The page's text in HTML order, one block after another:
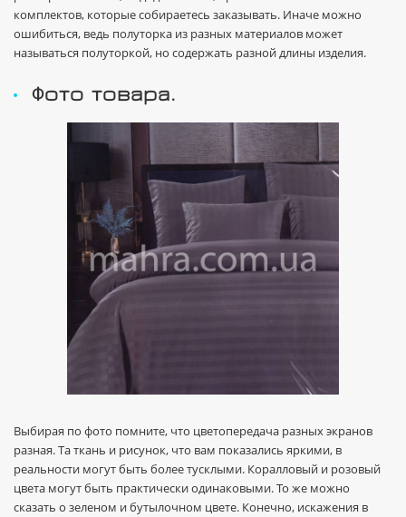
комплектов, которые собираетесь заказывать. Иначе можно
ошибиться, ведь полуторка из разных материалов может
называться полуторкой, но содержать разной длины изделия.
Фото товара.
Выбирая по фото помните, что цветопередача разных экранов
разная. Та ткань и рисунок, что вам показались яркими, в
реальности могут быть более тусклыми. Коралловый и розовый
цвета могут быть практически одинаковыми. То же можно
сказать о зеленом и бутылочном цвете. Конечно, искажения в